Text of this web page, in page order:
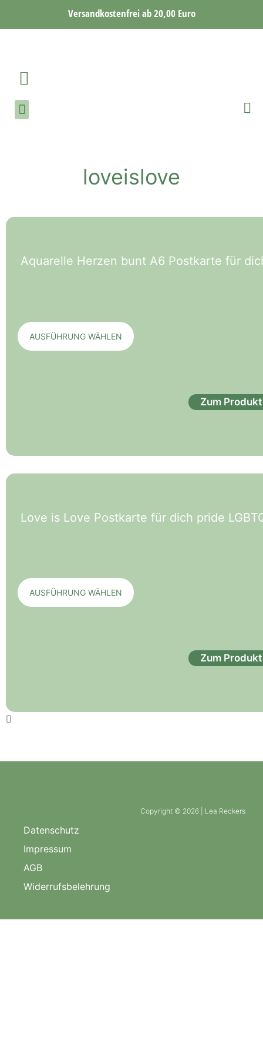
Versandkostenfrei ab 20,00 Euro
loveislove
Aquarelle Herzen bunt A6 Postkarte für
AUSFÜHRUNG WÄHLEN
Zum Produkt
Love is Love Postkarte für dich pride
AUSFÜHRUNG WÄHLEN
Zum Produkt
Copyright © 2026 | Lea Reckers
Datenschutz
Impressum
AGB
Widerrufsbelehrung